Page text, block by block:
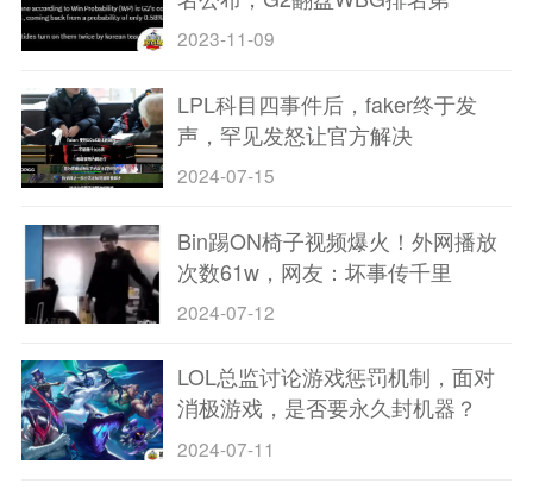
2023-11-09
LPL科目四事件后，faker终于发
声，罕见发怒让官方解决
2024-07-15
Bin踢ON椅子视频爆火！外网播放
次数61w，网友：坏事传千里
2024-07-12
LOL总监讨论游戏惩罚机制，面对
消极游戏，是否要永久封机器？
2024-07-11